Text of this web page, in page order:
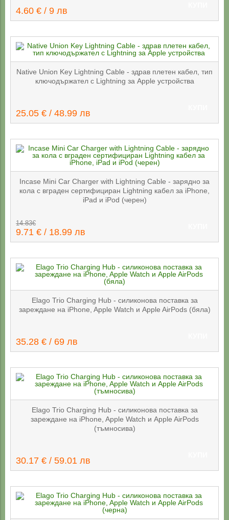
4.60 € / 9 лв
Native Union Key Lightning Cable - здрав плетен кабел, тип
ключодържател с Lightning за Apple устройства
25.05 € / 48.99 лв
Incase Mini Car Charger with Lightning Cable - зарядно за
кола с вграден сертифициран Lightning кабел за iPhone,
iPad и iPod (черен)
14.83€
9.71 € / 18.99 лв
Elago Trio Charging Hub - силиконова поставка за
зареждане на iPhone, Apple Watch и Apple AirPods (бяла)
35.28 € / 69 лв
Elago Trio Charging Hub - силиконова поставка за
зареждане на iPhone, Apple Watch и Apple AirPods
(тъмносива)
30.17 € / 59.01 лв